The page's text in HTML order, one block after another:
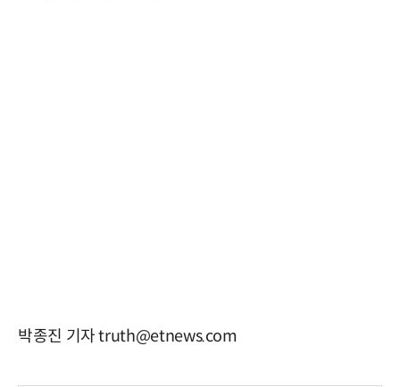
박종진 기자 truth@etnews.com